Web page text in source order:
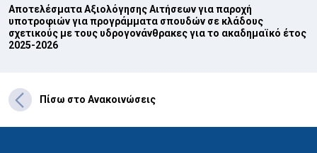
Αποτελέσματα Αξιολόγησης Αιτήσεων για παροχή
υποτροφιών για προγράμματα σπουδών σε κλάδους
σχετικούς με τους υδρογονάνθρακες για το ακαδημαϊκό έτος
2025-2026
Πίσω στο Ανακοινώσεις